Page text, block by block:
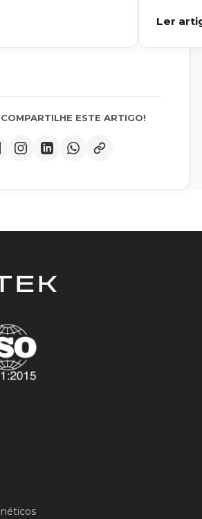
Ler
ESTE ARTIGO!
ISO 9001